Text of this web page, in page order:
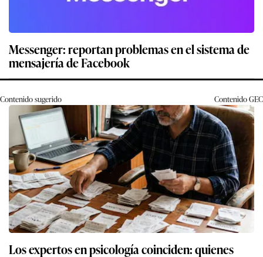
Messenger: reportan problemas en el sistema de
mensajería de Facebook
Contenido sugerido ContenidoGEC
Los expertos en psicología coinciden: quienes